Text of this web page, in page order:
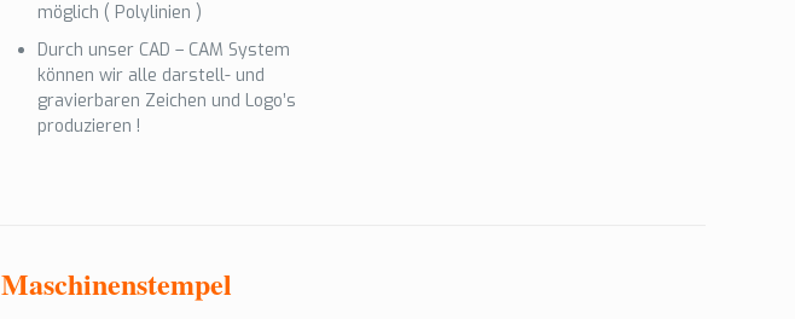
möglich ( Polylinien )
Durch unser CAD – CAM System
können wir alle darstell- und
gravierbaren Zeichen und Logo’s
produzieren !
Maschinenstempel